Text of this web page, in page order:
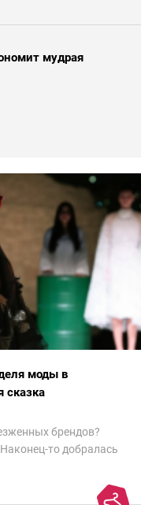
мудрая
моды в
сказка
брендов?
то добралась
Национальный